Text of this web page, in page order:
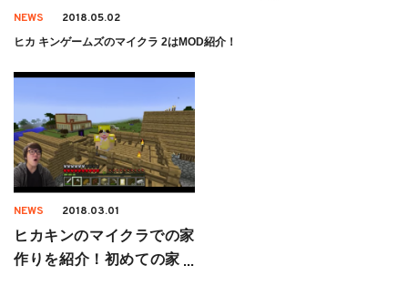
NEWS 2018.05.02
ヒカ キンゲームズのマイクラ 2はMOD紹介！
NEWS 2018.03.01
ヒカキンのマイクラでの家
作りを紹介！初めての家と